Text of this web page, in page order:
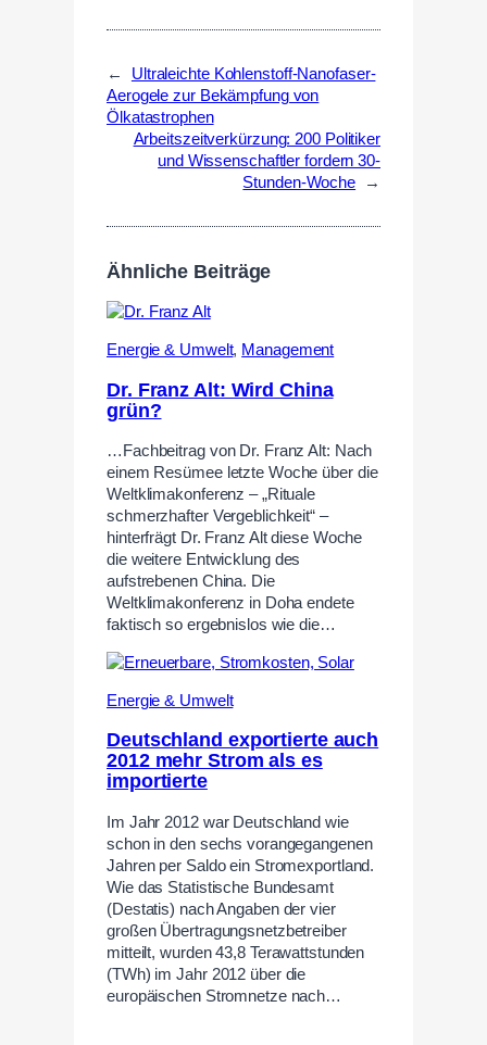
←
Ultraleichte Kohlenstoff-Nanofaser-
Aerogele zur Bekämpfung von
Ölkatastrophen
Arbeitszeitverkürzung: 200 Politiker
und Wissenschaftler fordern 30-
Stunden-Woche
→
Ähnliche Beiträge
Energie & Umwelt, Management
Dr. Franz Alt: Wird China
grün?
…Fachbeitrag von Dr. Franz Alt: Nach
einem Resümee letzte Woche über die
Weltklimakonferenz – „Rituale
schmerzhafter Vergeblichkeit“ –
hinterfrägt Dr. Franz Alt diese Woche
die weitere Entwicklung des
aufstrebenen China. Die
Weltklimakonferenz in Doha endete
faktisch so ergebnislos wie die…
Energie & Umwelt
Deutschland exportierte auch
2012 mehr Strom als es
importierte
Im Jahr 2012 war Deutschland wie
schon in den sechs vorangegangenen
Jahren per Saldo ein Stromexportland.
Wie das Statistische Bundesamt
(Destatis) nach Angaben der vier
großen Übertragungsnetzbetreiber
mitteilt, wurden 43,8 Terawattstunden
(TWh) im Jahr 2012 über die
europäischen Stromnetze nach…